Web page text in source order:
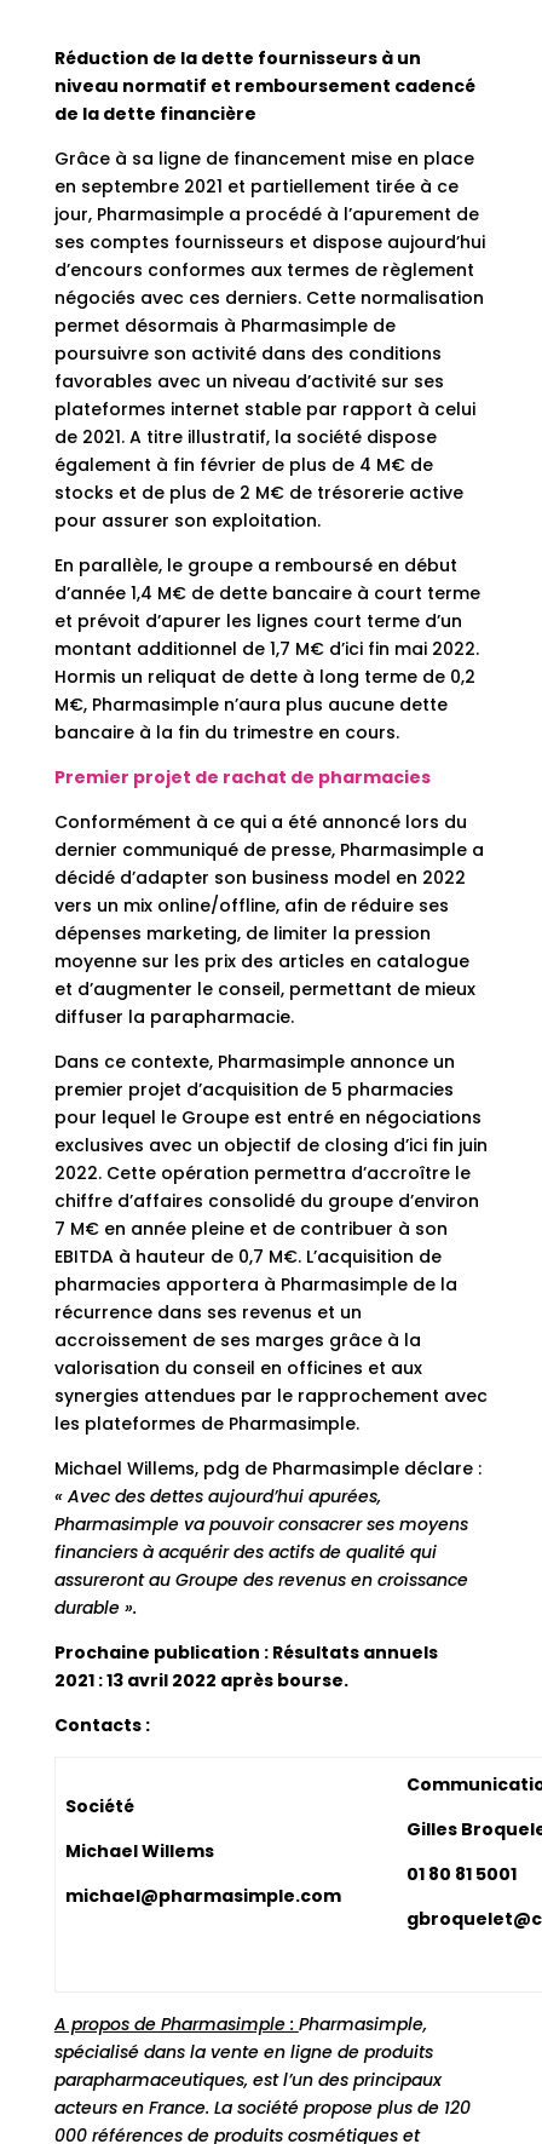
Réduction de la dette fournisseurs à un
niveau normatif et remboursement cadencé
de la dette financière
Grâce à sa ligne de financement mise en place
en septembre 2021 et partiellement tirée à ce
jour, Pharmasimple a procédé à l’apurement de
ses comptes fournisseurs et dispose aujourd’hui
d’encours conformes aux termes de règlement
négociés avec ces derniers. Cette normalisation
permet désormais à Pharmasimple de
poursuivre son activité dans des conditions
favorables avec un niveau d’activité sur ses
plateformes internet stable par rapport à celui
de 2021. A titre illustratif, la société dispose
également à fin février de plus de 4 M€ de
stocks et de plus de 2 M€ de trésorerie active
pour assurer son exploitation.
En parallèle, le groupe a remboursé en début
d’année 1,4 M€ de dette bancaire à court terme
et prévoit d’apurer les lignes court terme d’un
montant additionnel de 1,7 M€ d’ici fin mai 2022.
Hormis un reliquat de dette à long terme de 0,2
M€, Pharmasimple n’aura plus aucune dette
bancaire à la fin du trimestre en cours.
Premier projet de rachat de pharmacies
Conformément à ce qui a été annoncé lors du
dernier communiqué de presse, Pharmasimple a
décidé d’adapter son business model en 2022
vers un mix online/offline, afin de réduire ses
dépenses marketing, de limiter la pression
moyenne sur les prix des articles en catalogue
et d’augmenter le conseil, permettant de mieux
diffuser la parapharmacie.
Dans ce contexte, Pharmasimple annonce un
premier projet d’acquisition de 5 pharmacies
pour lequel le Groupe est entré en négociations
exclusives avec un objectif de closing d’ici fin juin
2022. Cette opération permettra d’accroître le
chiffre d’affaires consolidé du groupe d’environ
7 M€ en année pleine et de contribuer à son
EBITDA à hauteur de 0,7 M€. L’acquisition de
pharmacies apportera à Pharmasimple de la
récurrence dans ses revenus et un
accroissement de ses marges grâce à la
valorisation du conseil en officines et aux
synergies attendues par le rapprochement avec
les plateformes de Pharmasimple.
Michael Willems, pdg de Pharmasimple déclare :
« Avec des dettes aujourd’hui apurées,
Pharmasimple va pouvoir consacrer ses moyens
financiers à acquérir des actifs de qualité qui
assureront au Groupe des revenus en croissance
durable ».
Prochaine publication : Résultats annuels
2021 : 13 avril 2022 après bourse.
Contacts :
Société
Michael Willems
michael@pharmasimple.com
Gilles
01 80 81 5001
A propos de Pharmasimple : Pharmasimple,
spécialisé dans la vente en ligne de produits
parapharmaceutiques, est l’un des principaux
acteurs en France. La société propose plus de 120
000 références de produits cosmétiques et